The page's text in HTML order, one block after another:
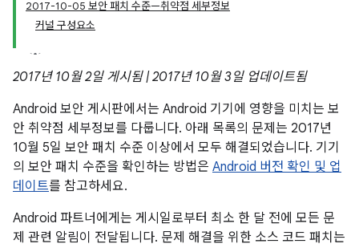
2017-10-05 보안 패치 수준—취약점 세부정보
커널 구성요소
2017년 10월 2일 게시됨 | 2017년 10월 3일 업데이트됨
Android 보안 게시판에서는 Android 기기에 영향을 미치는 보
안 취약점 세부정보를 다룹니다. 아래 목록의 문제는 2017년
10월 5일 보안 패치 수준 이상에서 모두 해결되었습니다. 기기
의 보안 패치 수준을 확인하는 방법은 Android 버전 확인 및 업
데이트를 참고하세요.
Android 파트너에게는 게시일로부터 최소 한 달 전에 모든 문
제 관련 알림이 전달됩니다. 문제 해결을 위한 소스 코드 패치는